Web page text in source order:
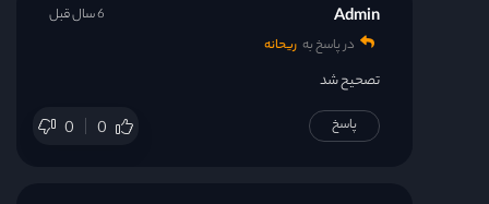
Admin
در پاسخ به ریحانه
تصحیح شد
0 0
6 سال قبل
پاسخ